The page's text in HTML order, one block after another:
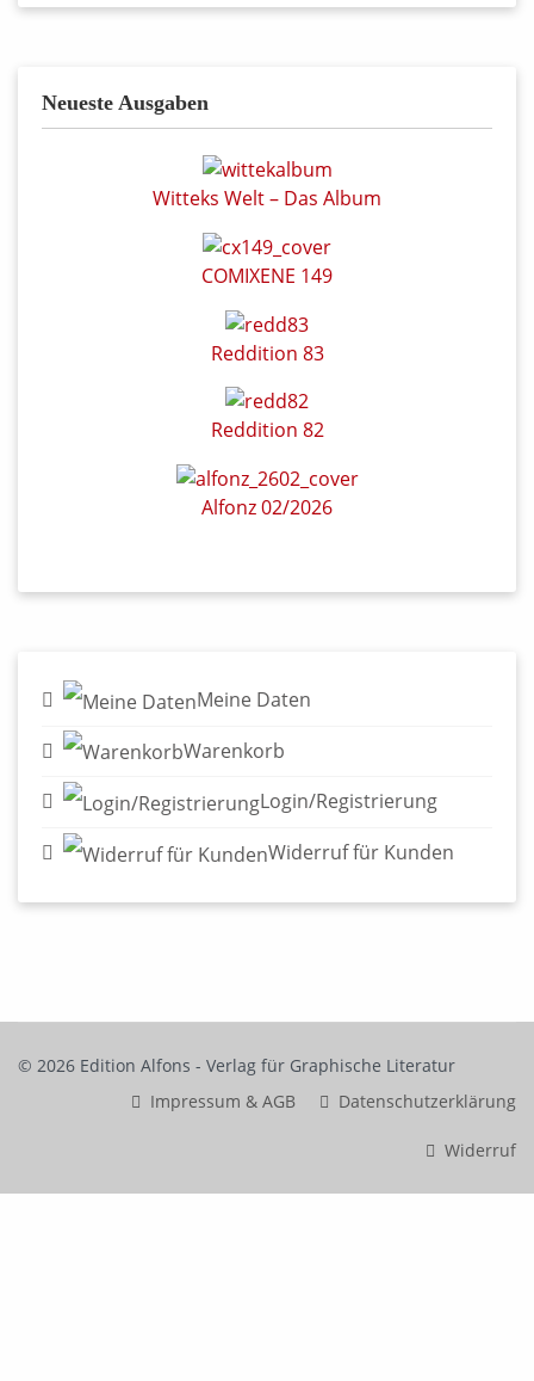
Neueste Ausgaben
Witteks Welt – Das Album
COMIXENE 149
Reddition 83
Reddition 82
Alfonz 02/2026
Meine Daten
Warenkorb
Login/Registrierung
Widerruf für Kunden
© 2026 Edition Alfons - Verlag für Graphische Literatur
Impressum & AGB
Datenschutzerklärung
Widerruf